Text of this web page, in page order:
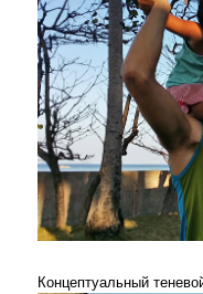
Концептуальный